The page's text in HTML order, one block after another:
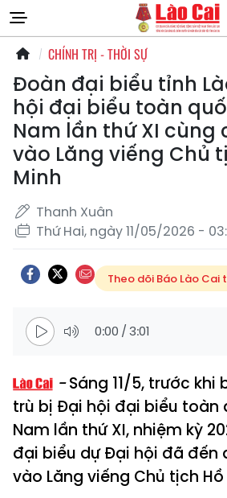
CHÍNH TRỊ - THỜI SỰ
Đoàn đại biểu tỉnh
hội đại biểu toàn
Nam lần thứ XI cùng
vào Lăng viếng Chủ
Minh
Thanh Xuân
Thứ Hai, ngày 11/05/2026 -
Theo dõi Báo Lào Cai
0:00 /3:01
Sáng 11/5, trước khi
trù bị Đại hội đại biểu toàn
Nam lần thứ XI, nhiệm kỳ
đại biểu dự Đại hội đã đến
vào Lăng viếng Chủ tịch Hồ